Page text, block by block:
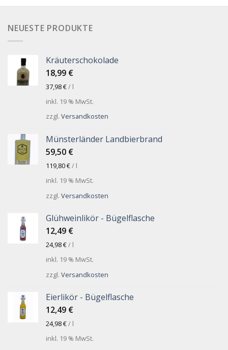
NEUESTE PRODUKTE
Kräuterschokolade
18,99 €
37,98€/ l
inkl. 19 % MwSt.
zzgl. Versandkosten
Münsterländer Landbierbrand
59,50 €
119,80€/ l
inkl. 19 % MwSt.
zzgl. Versandkosten
Glühweinlikör - Bügelflasche
12,49 €
24,98€/ l
inkl. 19 % MwSt.
zzgl. Versandkosten
Eierlikör - Bügelflasche
12,49 €
24,98€/ l
inkl. 19 % MwSt.